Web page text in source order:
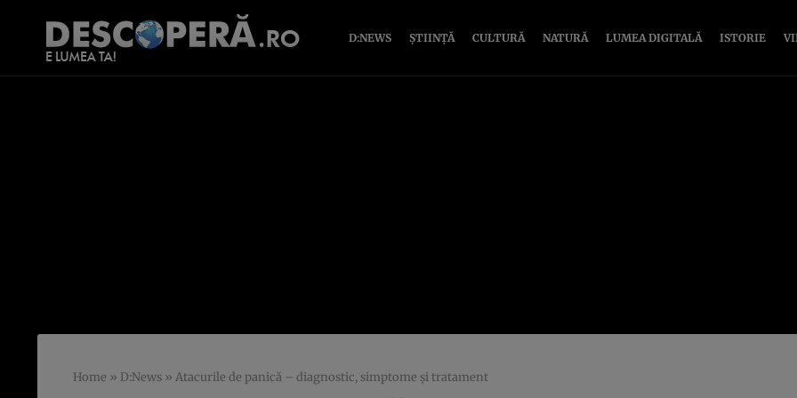
D:NEWS ȘTIINȚĂ CULTURĂ NATURĂ LUMEA DIGITALĂ ISTORIE
Home » D:News » Atacurile de panică – diagnostic, simptome şi tratament